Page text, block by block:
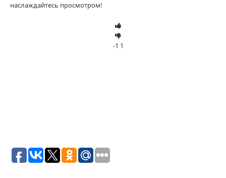
наслаждайтесь просмотром!
-1 1